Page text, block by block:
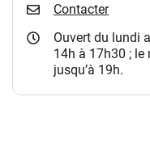
Contacter
Ouvert du lundi
14h à 17h30 ; le
jusqu’à 19h.